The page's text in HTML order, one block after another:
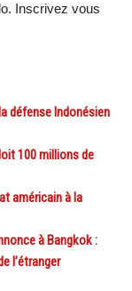
Inscrivez vous
défense Indonésien
100 millions de
américain à la
à Bangkok :
l’étranger